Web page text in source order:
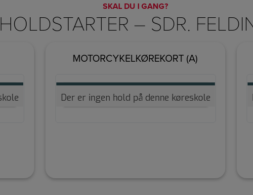
SKAL DU I GANG?
HOLDSTARTER – SDR.
MOTORCYKELKØREKORT (A)